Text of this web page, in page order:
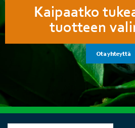
Kaipaatko
tuotteen
Ota yhteyttä